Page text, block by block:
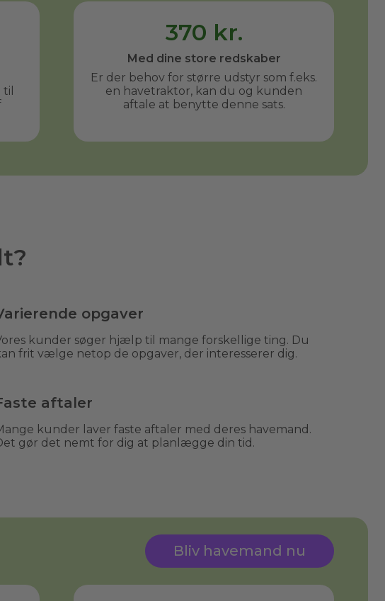
370 kr.
Med dine store redskaber
Er der behov for større udstyr som f.eks.
en havetraktor, kan du og kunden
aftale at benytte denne sats.
opgaver
kunder søger hjælp til mange forskellige ting. Du
frit vælge netop de opgaver, der interesserer dig.
aftaler
kunder laver faste aftaler med deres havemand.
gør det nemt for dig at planlægge din tid.
Bliv havemand nu